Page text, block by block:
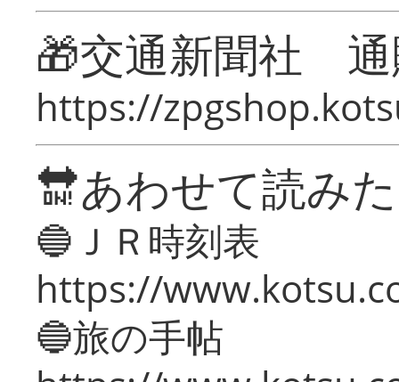
🎁交通新聞社
https://
🔛あわせて読み
🔵ＪＲ時刻表
https://
🔵旅の手帖